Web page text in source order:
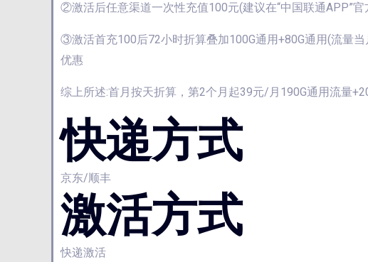
②激活后任意渠道一次性充值100元(建议在“中国联通APP”
③激活首充100后72小时折算叠加100G通用+80G通用(流量
优惠
综上所述:首月按天折算，第2个月起39元/月190G通用流量
快递方式
京东/顺丰
激活方式
快递激活